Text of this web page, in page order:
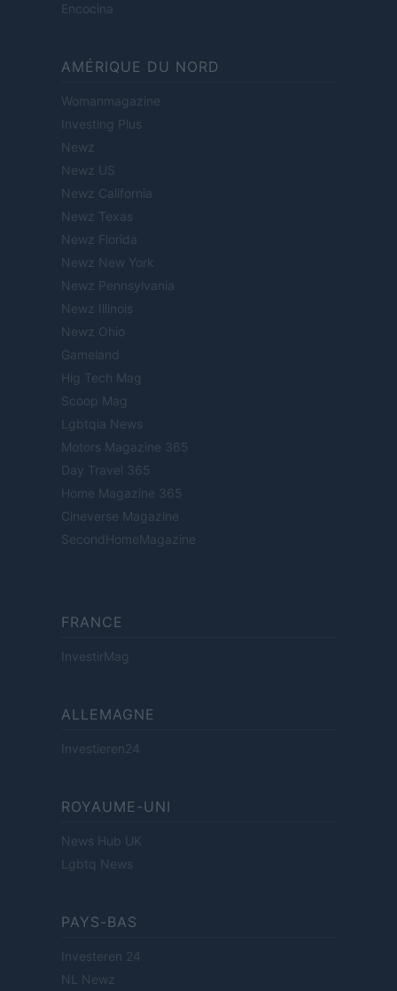
Encocina
AMÉRIQUE DU NORD
Womanmagazine
Investing Plus
Newz
Newz US
Newz California
Newz Texas
Newz Florida
Newz New York
Newz Pennsylvania
Newz Illinois
Newz Ohio
Gameland
Hig Tech Mag
Scoop Mag
Lgbtqia News
Motors Magazine 365
Day Travel 365
Home Magazine 365
Cineverse Magazine
SecondHomeMagazine
FRANCE
InvestirMag
ALLEMAGNE
Investieren24
ROYAUME-UNI
News Hub UK
Lgbtq News
PAYS-BAS
Investeren 24
NL Newz